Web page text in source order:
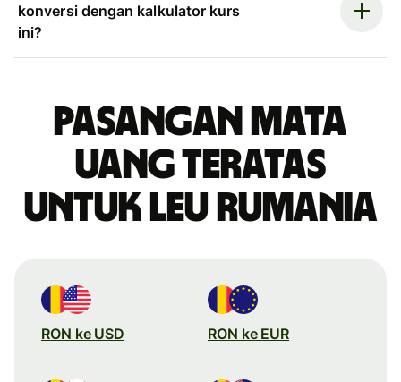
konversi dengan kalkulator kurs
ini?
Pasangan mata
uang teratas
untuk leu Rumania
RON ke USD RON ke EUR